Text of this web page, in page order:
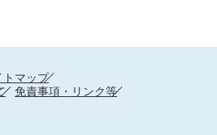
トマップ
免責事項・リンク等